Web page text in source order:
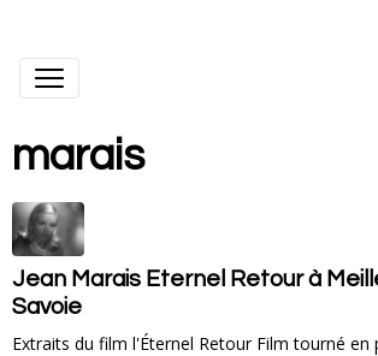
marais
Jean Marais Eternel Retour à
Savoie
Extraits du film l'Éternel Retour Film tourné en